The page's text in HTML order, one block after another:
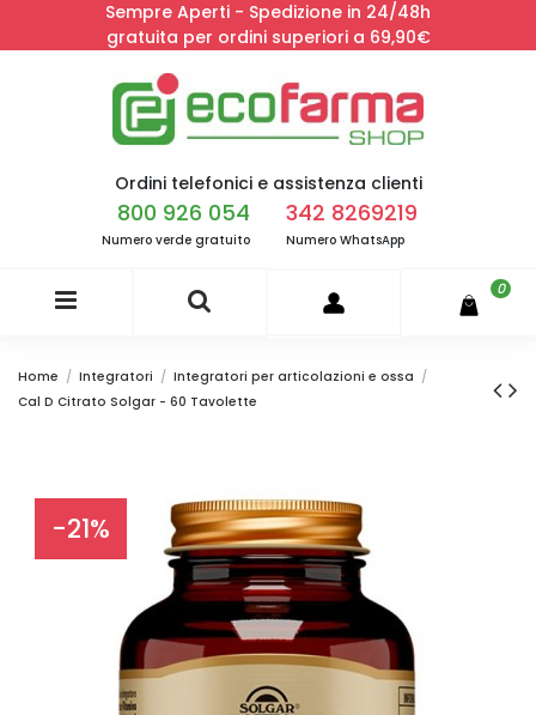
Sempre Aperti - Spedizione in 24/48h
gratuita per ordini superiori a 69,90€
Ordini telefonici e assistenza clienti
800 926 054
Numero verde gratuito
342 8269219
Numero WhatsApp
0
Home Integratori
Integratori per articolazioni e ossa
Cal D Citrato Solgar - 60 Tavolette
-21%